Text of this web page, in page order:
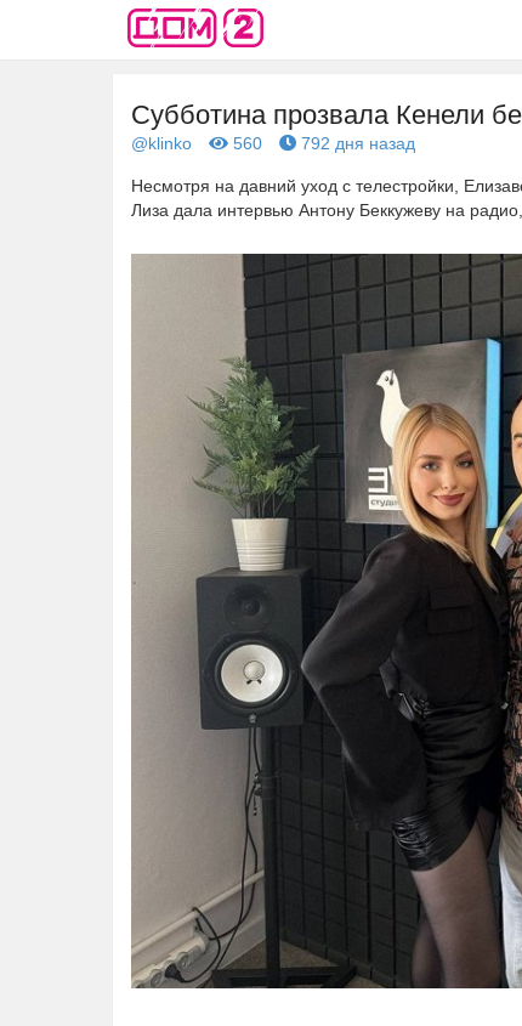
Субботина прозвала Кенели
@klinko 560 792 дня назад
Несмотря на давний уход с телестройки,
Лиза дала интервью Антону Беккужеву на